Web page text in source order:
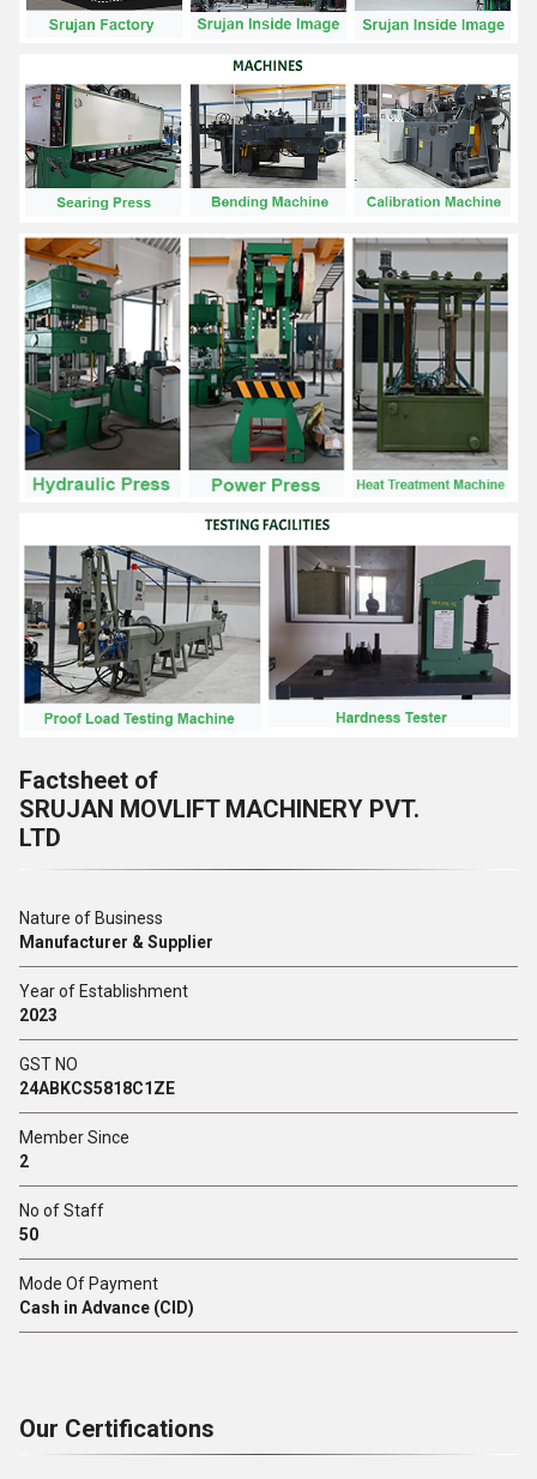
Factsheet of
SRUJAN MOVLIFT MACHINERY PVT.
LTD
Nature of Business
Manufacturer & Supplier
Year of Establishment
2023
GST NO
24ABKCS5818C1ZE
Member Since
2
No of Staff
50
Mode Of Payment
Cash in Advance (CID)
Our Certifications